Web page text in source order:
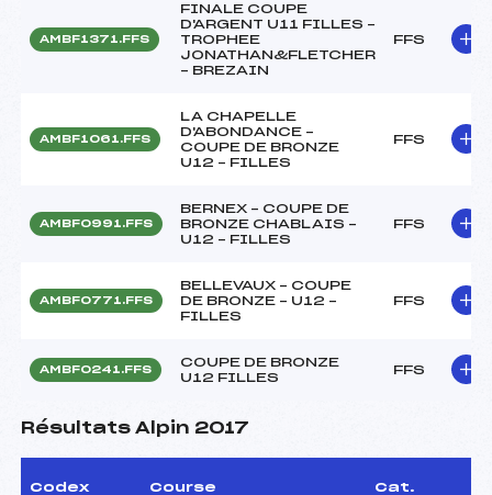
AMBF1371.FFS
FINALE COUPE
D'ARGENT U11 FILLES –
TROPHEE
JONATHAN&FLETCHER
– BREZAIN
FFS
AMBF1061.FFS
LA CHAPELLE
D'ABONDANCE –
COUPE DE BRONZE
U12 – FILLES
FFS
AMBF0991.FFS
BERNEX – COUPE DE
BRONZE CHABLAIS –
U12 – FILLES
FFS
AMBF0771.FFS
BELLEVAUX – COUPE
DE BRONZE – U12 –
FILLES
FFS
AMBF0241.FFS
COUPE DE BRONZE
U12 FILLES
FFS
Résultats Alpin 2017
Codex Course Cat.